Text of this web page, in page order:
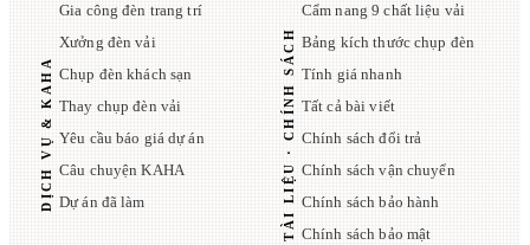
DỊCH VỤ & KAHA
Gia công đèn trang trí
Xưởng đèn vải
Chụp đèn khách sạn
Thay chụp đèn vải
Yêu cầu báo giá dự án
Câu chuyện KAHA
Dự án đã làm
TÀI LIỆU · CHÍNH SÁCH
Cẩm nang 9 chất liệu vải
Bảng kích thước chụp đèn
Tính giá nhanh
Tất cả bài viết
Chính sách đổi trả
Chính sách vận chuyển
Chính sách bảo hành
Chính sách bảo mật